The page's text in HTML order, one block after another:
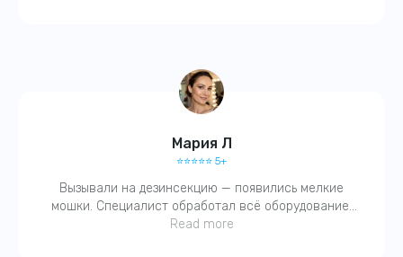
Мария Л
⭐️⭐️⭐️⭐️⭐️ 5+
Вызывали на дезинсекцию — появились мелкие
мошки. Специалист обработал всё оборудование,
вентиляцию. На следующий день — чисто. Спасибо,
Read more